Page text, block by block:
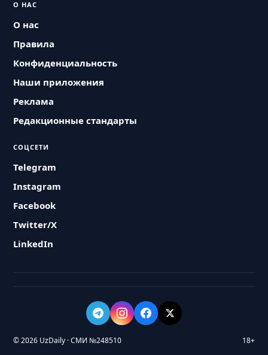
О НАС
О нас
Правила
Конфиденциальность
Наши приложения
Реклама
Редакционные стандарты
СОЦСЕТИ
Telegram
Instagram
Facebook
Twitter/X
LinkedIn
© 2026 UzDaily · СМИ №248510 18+